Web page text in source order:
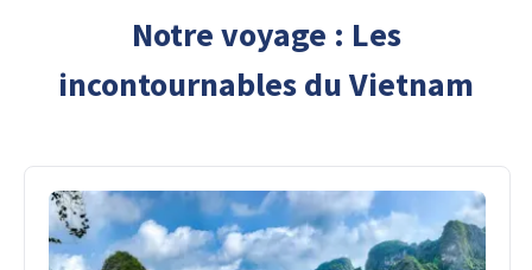
Notre voyage : Les
incontournables du Vietnam